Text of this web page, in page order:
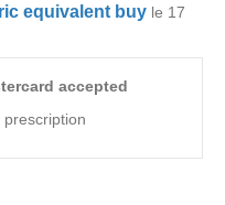
equivalent buy le 17
accepted